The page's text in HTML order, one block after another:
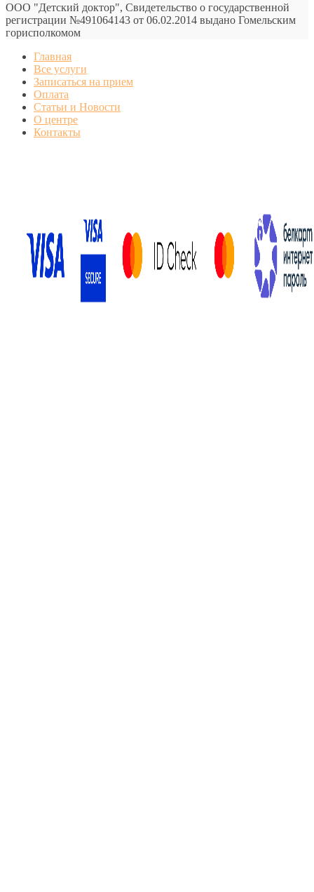
ООО "Детский доктор", Свидетельство о государственной
регистрации №491064143 от 06.02.2014 выдано Гомельским
горисполкомом
Главная
Все услуги
Записаться на прием
Оплата
Статьи и Новости
О центре
Контакты